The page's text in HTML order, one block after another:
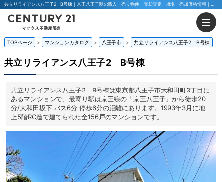
TOPページ マンションカタログ 八王子市 共立リライアンス八王子2 B号棟
共立リライアンス八王子2 B号棟
共立リライアンス八王子2 B号棟は東京都八王子市大和田町3丁目に
あるマンションで、最寄り駅は京王線の「京王八王子」から徒歩20
分/大和田坂下 バス6分 停歩6分の距離にあります。1993年3月に地
上5階RC造で建てられた全156戸のマンションです。